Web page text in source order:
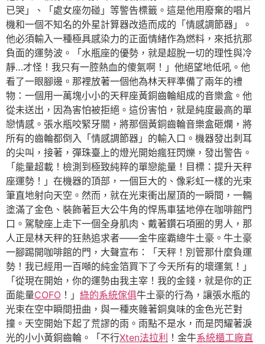
已哭」、「處女座勿碰」等警告標籤。這是他用廢棄的唱片
機和一個不知名的外星計算器改造而成的「情感調節器」。
他必須輸入一種極具感染力的正面情緒作為燃料，來抵抗那
負面的運勢波。「水瓶座的優勢，就是超脫一切的理性與冷
靜…才怪！我只有一腔熱血的傻氣啊！」他絕望地低吼。他
看了一眼腳邊。那裡放著一個他為林天秤準備了兩年的禮
物：一個用一萬塊小小的天秤座黃銅齒輪組成的音樂盒。他
從未送出，因為害怕被拒絕。這份害怕，就是純度最高的單
戀情感。張水瓶咬緊牙關，將那個黃銅齒輪音樂盒砸爛，將
所有的齒輪都倒入「情感調節器」的輸入口。機器發出刺耳
的尖叫，接著，彈珠臺上的燈光開始瘋狂閃爍，發出警告。
「能量超載！檢測到極致純粹的單戀能量！目標：提升天秤
座運勢！」在機器的頂部，一個巨大的、像彩虹一樣的光束
筆直地射向天空。然而，就在光束衝出屋頂的一瞬間，一輛
塗滿了金色、裝飾著巨大公牛角的悍馬車猛地停在咖啡館門
口。駕駛座上走下一個全身肌肉、戴著鑽石項圈的男人，那
人正是林天秤的狂熱追求者——金牛座霸總牛土豪。牛土豪
一腳踢開咖啡館的門，大聲宣布：「天秤！別管那什麼負運
勢！我已經用一百噸的純金箔買下了今天所有的壞運氣！」
「從現在開始，你的運勢由我主宰！我的金錢，就是你的正
面能量COFO ！」 綠的系統傢俱牛土豪的行為，讓張水瓶的
光束在空中瞬間扭曲，與一種夾雜著銅臭味的金色光芒對
撞。天空開始下起了荒謬的雨。雨點不是水，而是閃耀著淚
光的小小黃銅齒輪。「不行Xten法拉利 ！金牛系統櫃工廠直